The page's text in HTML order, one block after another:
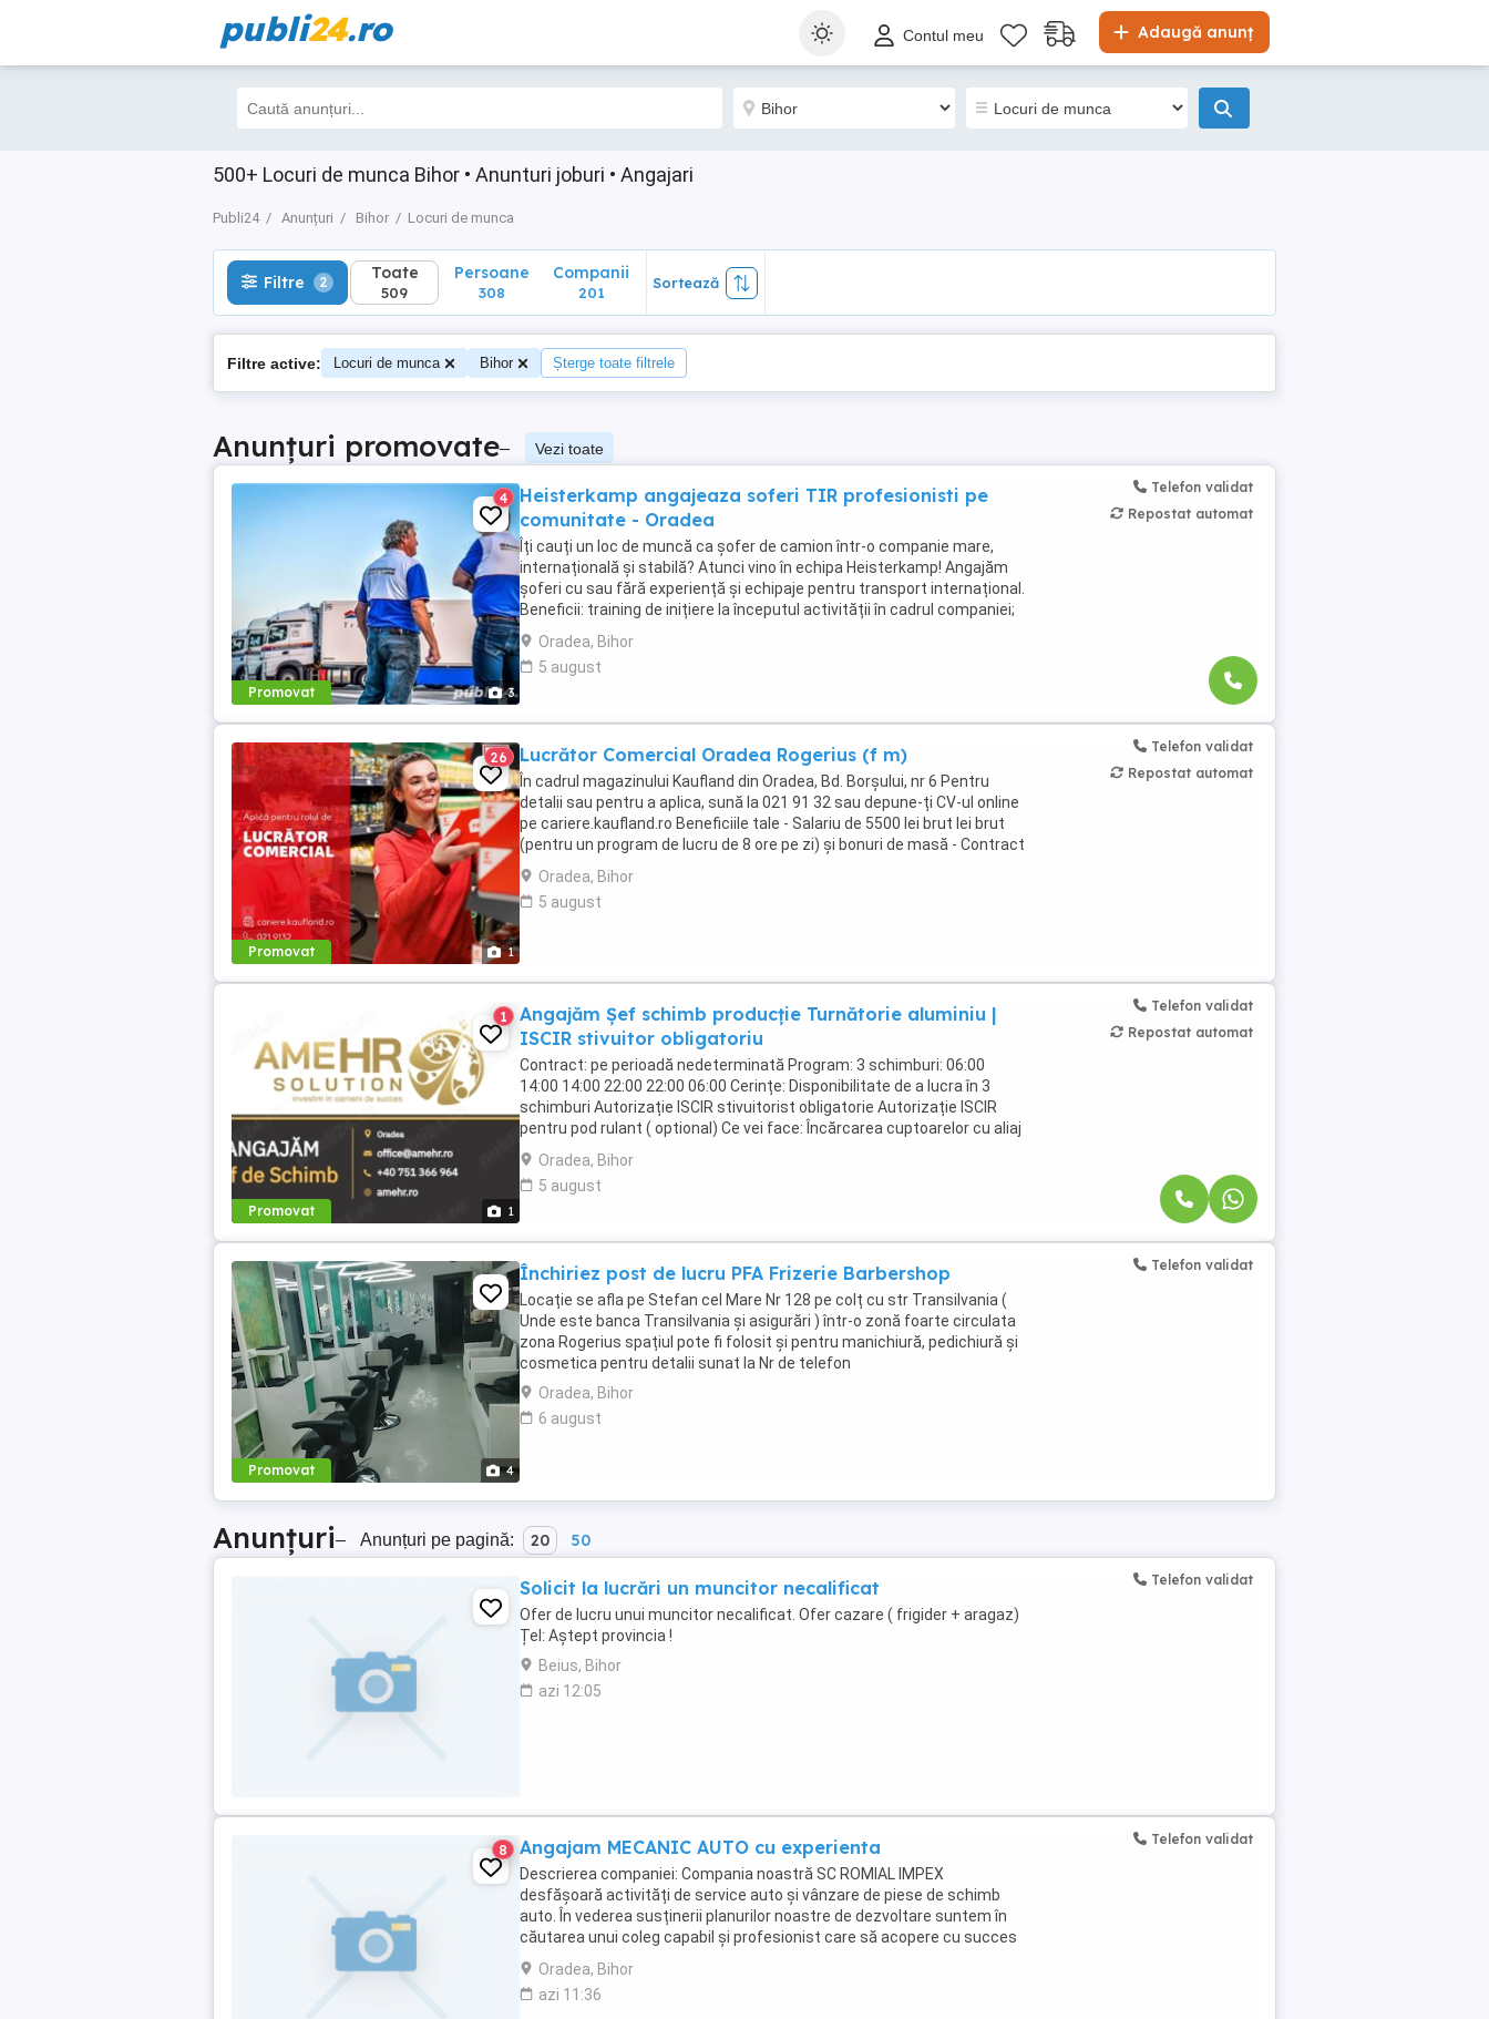
publi24.ro Adaugă anunț
Contul meu
500+ Locuri de munca Bihor • Anunturi joburi • Angajari
Publi24 Anunțuri Bihor Locuri de munca
Filtre 2 Toate
509
Filtre 2 Toate
509
Persoane
308
Companii
201
Sortează
Filtre active: Locuri de munca Bihor Șterge toate filtrele
Anunțuri promovate– Vezi toate
Promovat 3
4
Heisterkamp angajeaza soferi TIR profesionisti pe
comunitate - Oradea
Îți cauți un loc de muncă ca șofer de camion într-o companie mare,
internațională și stabilă? Atunci vino în echipa Heisterkamp! Angajăm
șoferi cu sau fără experiență și echipaje pentru transport internațional.
Beneficii: training de inițiere la începutul activității în cadrul companiei;
training ...
Oradea, Bihor
5 august
Telefon validat
Repostat automat
Promovat 1
26 Lucrător Comercial Oradea Rogerius (f m)
În cadrul magazinului Kaufland din Oradea, Bd. Borşului, nr 6 Pentru
detalii sau pentru a aplica, sună la 021 91 32 sau depune-ți CV-ul online
pe cariere.kaufland.ro Beneficiile tale - Salariu de 5500 lei brut lei brut
(pentru un program de lucru de 8 ore pe zi) și bonuri de masă - Contract
de muncă ...
Oradea, Bihor
5 august
Telefon validat
Repostat automat
Promovat 1
1
Angajăm Șef schimb producție Turnătorie aluminiu |
ISCIR stivuitor obligatoriu
Contract: pe perioadă nedeterminată Program: 3 schimburi: 06:00
14:00 14:00 22:00 22:00 06:00 Cerințe: Disponibilitate de a lucra în 3
schimburi Autorizație ISCIR stivuitorist obligatorie Autorizație ISCIR
pentru pod rulant ( optional) Ce vei face: Încărcarea cuptoarelor cu aliaj
de aluminiu, ...
Oradea, Bihor
5 august
Telefon validat
Repostat automat
Promovat 4
Închiriez post de lucru PFA Frizerie Barbershop
Locație se afla pe Stefan cel Mare Nr 128 pe colț cu str Transilvania (
Unde este banca Transilvania și asigurări ) într-o zonă foarte circulata
zona Rogerius spațiul pote fi folosit și pentru manichiură, pedichiură și
cosmetica pentru detalii sunat la Nr de telefon
Oradea, Bihor
6 august
Telefon validat
Anunțuri– Anunțuri pe pagină: 20 50
Solicit la lucrări un muncitor necalificat
Ofer de lucru unui muncitor necalificat. Ofer cazare ( frigider + aragaz)
Țel: Aștept provincia !
Beius, Bihor
azi 12:05
Telefon validat
8 Angajam MECANIC AUTO cu experienta
Descrierea companiei: Compania noastră SC ROMIAL IMPEX
desfășoară activități de service auto și vânzare de piese de schimb
auto. În vederea susținerii planurilor noastre de dezvoltare suntem în
căutarea unui coleg capabil și profesionist care să acopere cu succes
responsabilitățile poziției de Mecanic ...
Oradea, Bihor
azi 11:36
Telefon validat